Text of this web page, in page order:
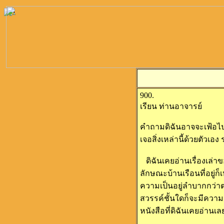
900.
เรียน ท่านอาจารย์
คำถามดิฉันอาจจะเฟ้อ
เจอสิ่งเหล่านี้ด้วยตัวเอ
ดิฉันเคยอ่านเรื่องเล่า
ลักษณะบ้านเรือนที่อยู่ก็
ความเป็นอยู่ลำบากกว่
สวรรค์ชั้นใดก็จะมีควา
หนังสือที่ดิฉันเคยอ่านเล